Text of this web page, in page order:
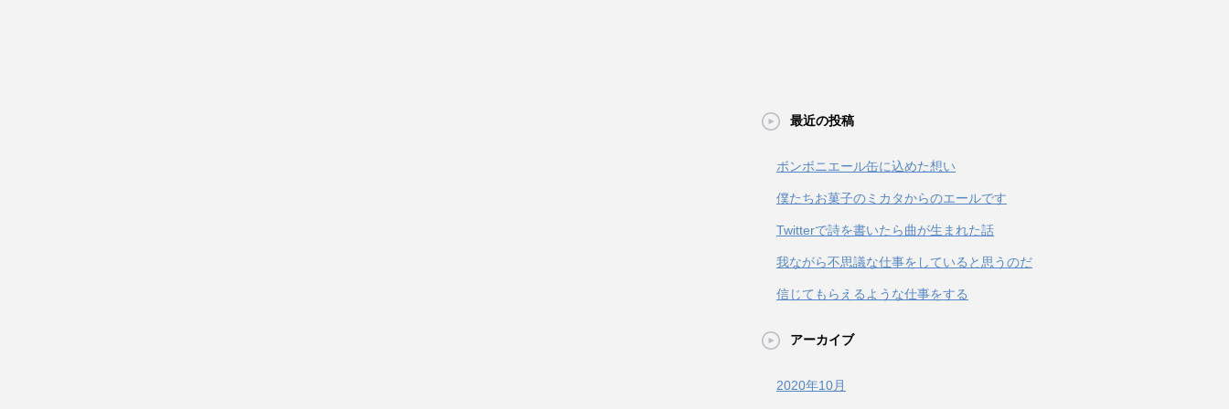
最近の投稿
ボンボニエール缶に込めた想い
僕たちお菓子のミカタからのエールです
Twitterで詩を書いたら曲が生まれた話
我ながら不思議な仕事をしていると思うのだ
信じてもらえるような仕事をする
アーカイブ
2020年10月